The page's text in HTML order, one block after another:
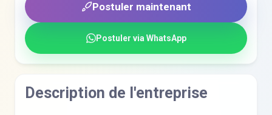
Postuler maintenant
Postuler via WhatsApp
Description de l'entreprise